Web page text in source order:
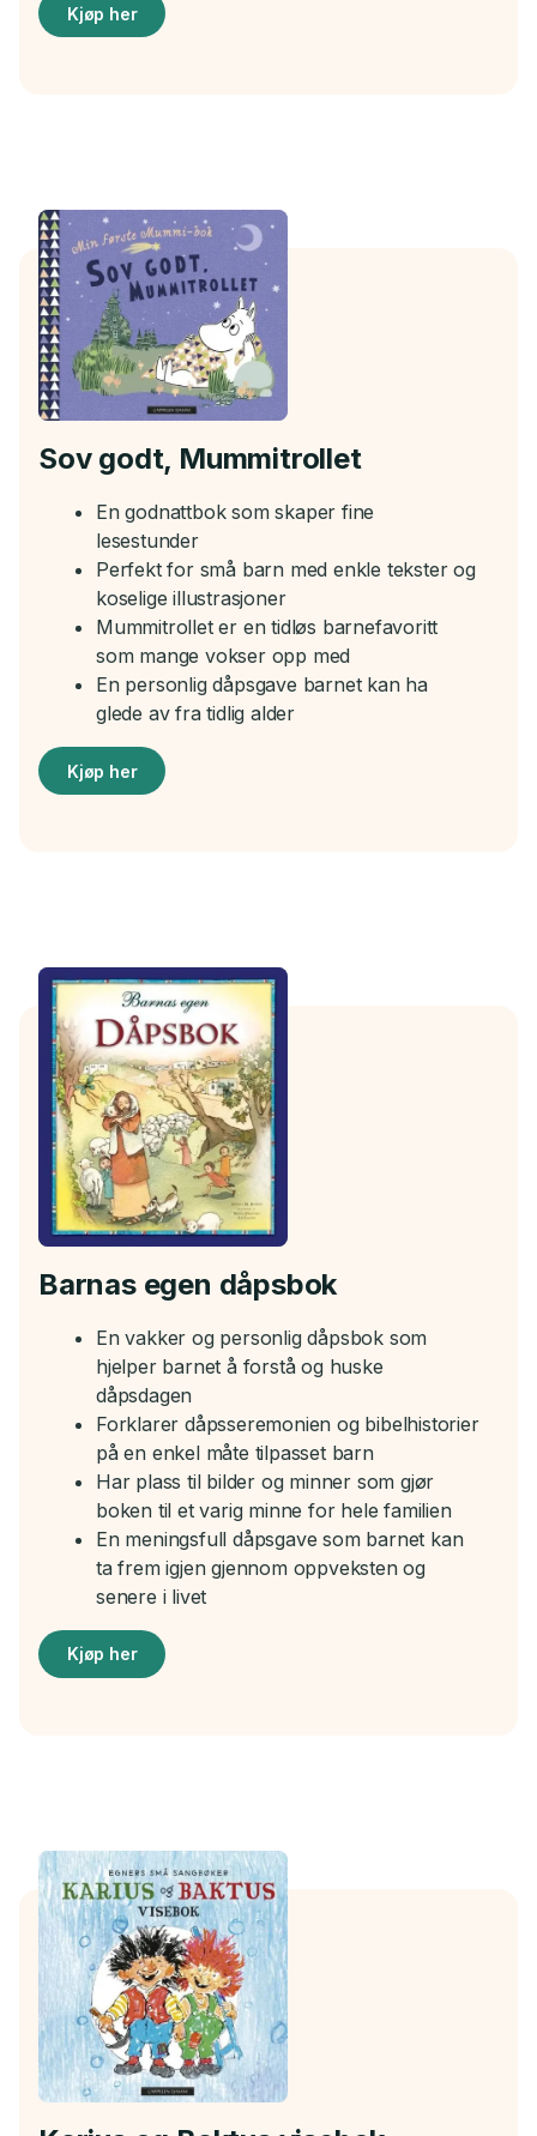
Kjøp her
Sov godt, Mummitrollet
En godnattbok som skaper fine
lesestunder
Perfekt for små barn med enkle tekster og
koselige illustrasjoner
Mummitrollet er en tidløs barnefavoritt
som mange vokser opp med
En personlig dåpsgave barnet kan ha
glede av fra tidlig alder
Kjøp her
Barnas egen dåpsbok
En vakker og personlig dåpsbok som
hjelper barnet å forstå og huske
dåpsdagen
Forklarer dåpsseremonien og bibelhistorier
på en enkel måte tilpasset barn
Har plass til bilder og minner som gjør
boken til et varig minne for hele familien
En meningsfull dåpsgave som barnet kan
ta frem igjen gjennom oppveksten og
senere i livet
Kjøp her